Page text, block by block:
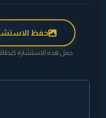
حفظ
حمل هذه الاستشارة